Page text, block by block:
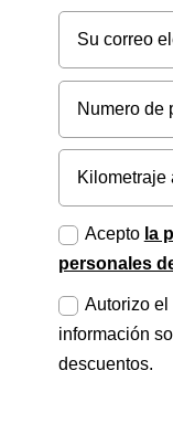
Acepto la
personales
Autorizo el
información
descuentos.